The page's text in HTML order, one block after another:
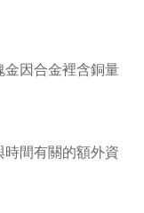
金因合金裡含銅量
間有關的額外資